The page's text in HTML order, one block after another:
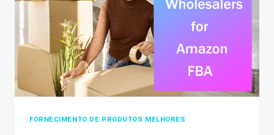
COMPRAR
FORNECIMENTO DE PRODUTOS MELHORES